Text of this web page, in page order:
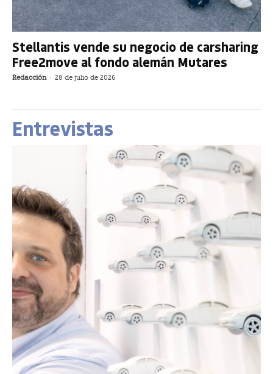
Stellantis vende su negocio de carsharing
Free2move al fondo alemán Mutares
Redacción - 28 de julio de 2026
Entrevistas